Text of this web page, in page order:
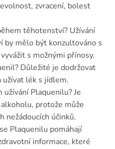
zvracení, bolest
těhotenství? Užívání
by mělo být konzultováno s
s možnými přínosy.
Důležité je dodržovat
užívat lék s jídlem.
Plaquenilu? Je
protože může
nežádoucích účinků.
Plaquenilu pomáhají
informace, které